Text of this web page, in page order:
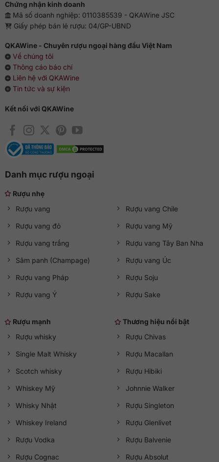
Chứng nhận kinh doanh
Mã số doanh nghiệp: 0110385539 - QKAWine JSC
Giấy phép bán lẻ rượu: 04/GP-UBND
QKAWine - Chuyên rượu ngoại hàng đầu Việt Nam
Về chúng tôi
Thông cáo báo chí
Liên hệ với QKAWine
Tin tức và sự kiện
Kết nối với QKAWine
Danh mục rượu ngoại
Rượu nhẹ
Rượu vang
Rượu vang đỏ
Rượu vang trắng
Sâm panh (Champage)
Rượu vang Pháp
Rượu vang Ý
Rượu vang Chile
Rượu vang Mỹ
Rượu vang Tây Ban Nha
Rượu vang Úc
Rượu Soju
Rượu Sake
Rượu mạnh
Rượu whisky
Single Malt Whisky
Scotch whisky
Whiskey Mỹ
Whisky Nhật
Whiskey Ireland
Rượu Vodka
Rượu Cognac
Thương hiệu nổi bật
Rượu Chivas
Rượu Macallan
Rượu Hibiki
Johnnie Walker
Rượu Singleton
Rượu Glenlivet
Rượu Balvenie
Rượu Absolut